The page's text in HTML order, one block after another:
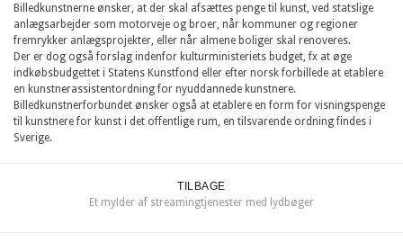
Billedkunstnerne ønsker, at der skal afsættes penge til kunst, ved statslige
anlægsarbejder som motorveje og broer, når kommuner og regioner
fremrykker anlægsprojekter, eller når almene boliger skal renoveres.
Der er dog også forslag indenfor kulturministeriets budget, fx at øge
indkøbsbudgettet i Statens Kunstfond eller efter norsk forbillede at etablere
en kunstnerassistentordning for nyuddannede kunstnere.
Billedkunstnerforbundet ønsker også at etablere en form for visningspenge
til kunstnere for kunst i det offentlige rum, en tilsvarende ordning findes i
Sverige.
TILBAGE
Et mylder af streamingtjenester med lydbøger